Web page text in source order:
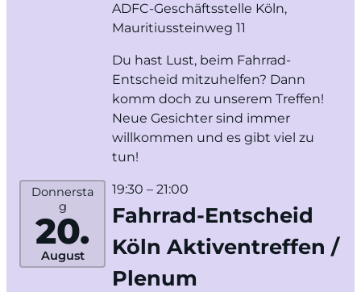
ADFC-Geschäftsstelle Köln,
Mauritiussteinweg 11
Du hast Lust, beim Fahrrad-
Entscheid mitzuhelfen? Dann
komm doch zu unserem Treffen!
Neue Gesichter sind immer
willkommen und es gibt viel zu
tun!
Donnersta
g
20.
August
19:30 – 21:00
Fahrrad-Entscheid
Köln Aktiventreffen /
Plenum